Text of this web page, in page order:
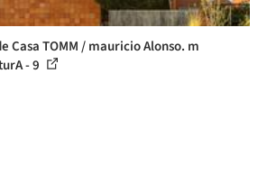
Casa TOMM / mauricio Alonso. m
- 9